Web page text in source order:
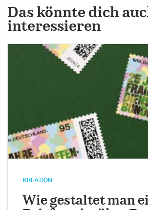
Das könnte dich
interessieren
KREATION
Wie gestaltet man